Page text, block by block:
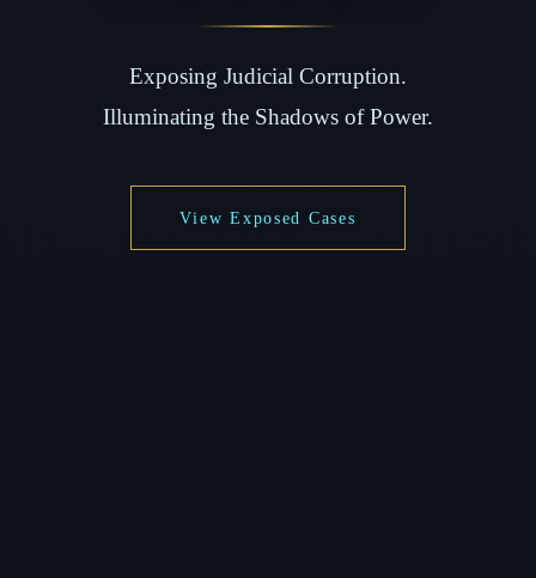
Exposing Judicial Corruption.
Illuminating the Shadows of Power.
View Exposed Cases